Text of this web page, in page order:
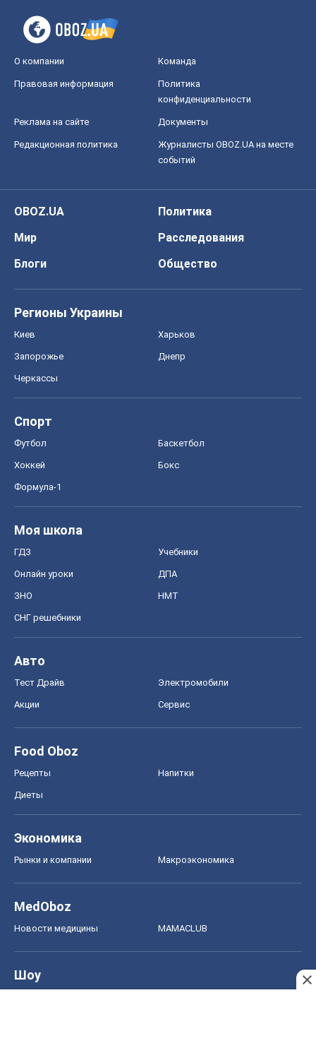
О компании Команда
Правовая информация
Политика
конфиденциальности
Реклама на сайте Документы
Редакционная политика
Журналисты OBOZ.UA на месте
событий
OBOZ.UA
Политика
Мир
Расследования
Блоги
Общество
Регионы Украины
Киев Харьков
Запорожье Днепр
Черкассы
Спорт
Футбол Баскетбол
Хоккей Бокс
Формула-1
Моя школа
ГДЗ Учебники
Онлайн уроки ДПА
ЗНО НМТ
СНГ решебники
Авто
Тест Драйв Электромобили
Акции Сервис
Food Oboz
Рецепты Напитки
Диеты
Экономика
Рынки и компании Mакроэкономика
MedOboz
Новости медицины MAMACLUB
Шоу